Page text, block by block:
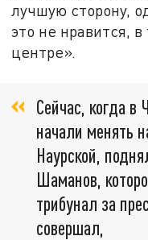
лучшую сторону,
это не нравится,
центре».
Сейчас, когда в
начали менять
Наурской,
Шаманов,
трибунал за
совершал,